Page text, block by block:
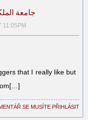
جامعة
11:05PM
that I really like but
SE MUSÍTE PŘIHLÁSIT